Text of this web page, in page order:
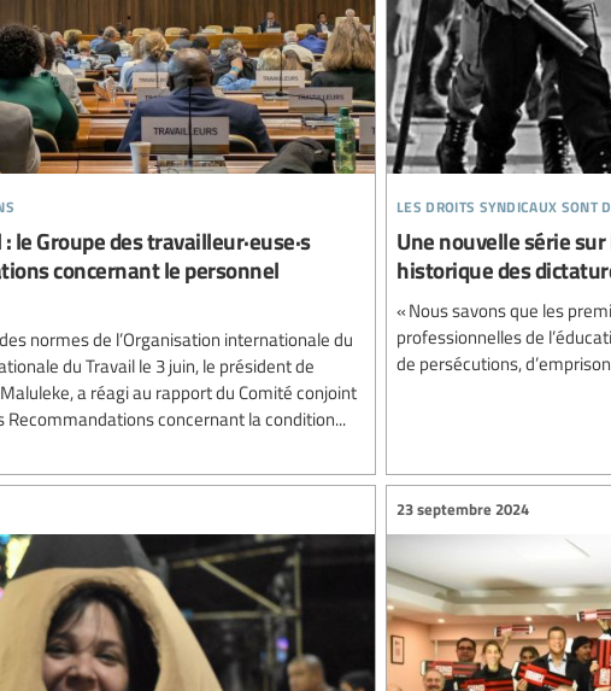
Groupe des travailleur·euse·s
concernant le personnel
normes de l’Organisation internationale du
du Travail le 3 juin, le président de
a réagi au rapport du Comité conjoint
Recommandations concernant la condition...
les droits syndicaux sont
Une nouvelle série
historique des
« Nous savons que les
professionnelles de
de persécutions,
23 septembre 2024